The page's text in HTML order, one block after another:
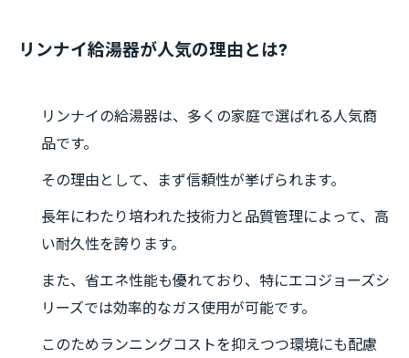
リンナイ給湯器が人気の理由とは?
リンナイの給湯器は、多くの家庭で選ばれる人気商
品です。
その理由として、まず信頼性が挙げられます。
長年にわたり培われた技術力と品質管理によって、高
い耐久性を誇ります。
また、省エネ性能も優れており、特にエコジョーズシ
リーズでは効率的なガス使用が可能です。
このためランニングコストを抑えつつ環境にも配慮